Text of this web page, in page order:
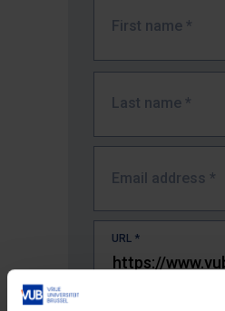
First name *
Last name *
Email address *
URL *
The full URL of the page